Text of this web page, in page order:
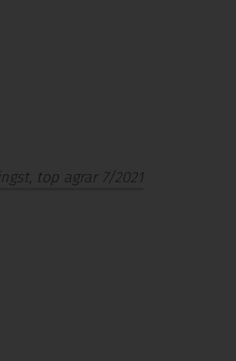
top agrar 7/2021